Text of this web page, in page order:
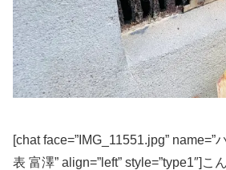
[chat face=”IMG_11551.jpg” name=”
表 富澤” align=”left” style=”type1″]こ